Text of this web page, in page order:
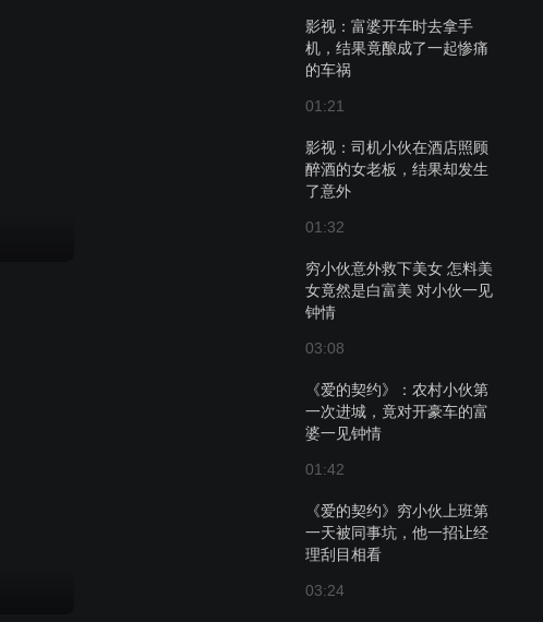
影视：富婆开车时去拿手
机，结果竟酿成了一起惨痛
的车祸
01:21
影视：司机小伙在酒店照顾
醉酒的女老板，结果却发生
了意外
01:32
穷小伙意外救下美女 怎料美
女竟然是白富美 对小伙一见
钟情
03:08
《爱的契约》：农村小伙第
一次进城，竟对开豪车的富
婆一见钟情
01:42
《爱的契约》穷小伙上班第
一天被同事坑，他一招让经
理刮目相看
03:24